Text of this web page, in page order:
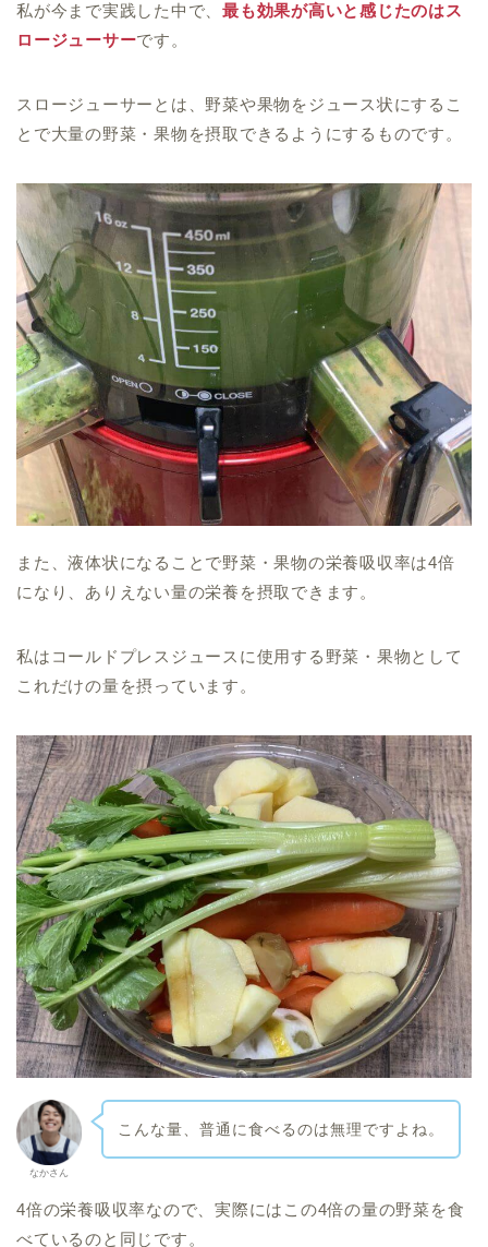
私が今まで実践した中で、最も効果が高いと感じたのはス
ロージューサーです。
スロージューサーとは、野菜や果物をジュース状にするこ
とで大量の野菜・果物を摂取できるようにする ものです。
また、液体状になることで野菜・果物の栄養吸収率は4倍
になり、ありえない量の栄養を摂取 できます。
私はコールドプレスジュースに使用する野菜・果物として
これだけの量を摂っています。
なかさん
こんな量、普通に食べるのは無理ですよね。
4倍の栄養吸収率なので、実際にはこの4倍の量の野菜を食
べているのと同じ です。